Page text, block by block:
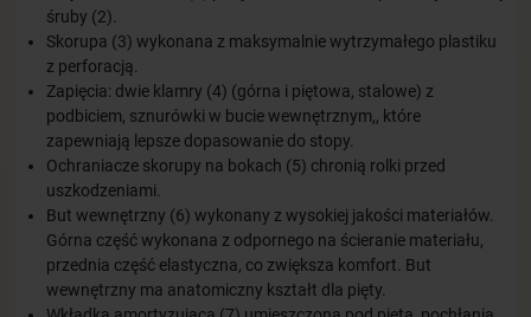
śruby (2).
Skorupa (3) wykonana z maksymalnie wytrzymałego plastiku
z perforacją.
Zapięcia: dwie klamry (4) (górna i piętowa, stalowe) z
podbiciem, sznurówki w bucie wewnętrznym,, które
zapewniają lepsze dopasowanie do stopy.
Ochraniacze skorupy na bokach (5) chronią rolki przed
uszkodzeniami.
But wewnętrzny (6) wykonany z wysokiej jakości materiałów.
Górna część wykonana z odpornego na ścieranie materiału,
przednia część elastyczna, co zwiększa komfort. But
wewnętrzny ma anatomiczny kształt dla pięty.